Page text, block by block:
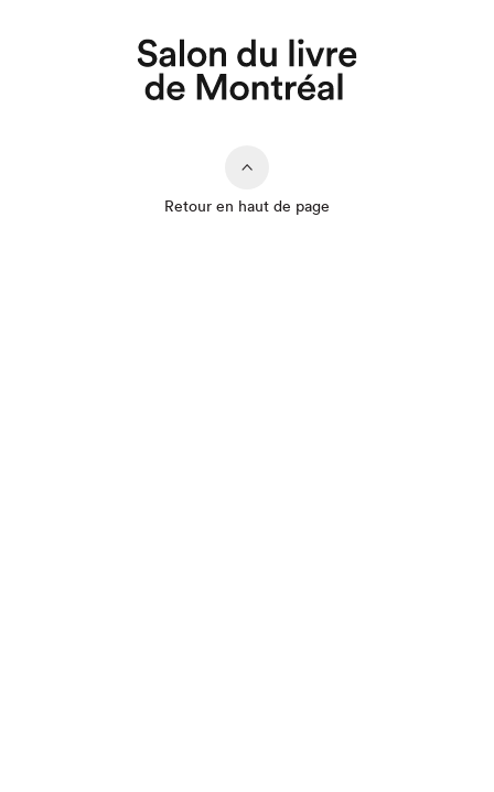
Retour en haut de page